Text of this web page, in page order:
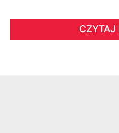
CZYTAJ